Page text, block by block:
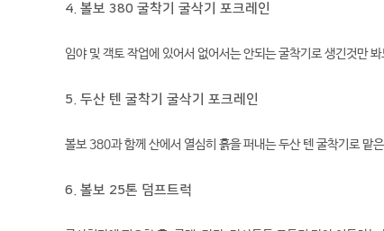
4. 볼보 380 굴착기 굴삭기 포크레인
임야 및 객토 작업에 있어서 없어서는 안되는 굴착기로 생긴것만
5. 두산 텐 굴착기 굴삭기 포크레인
볼보 380과 함께 산에서 열심히 흙을 퍼내는 두산 텐 굴착기로 맡
6. 볼보 25톤 덤프트럭